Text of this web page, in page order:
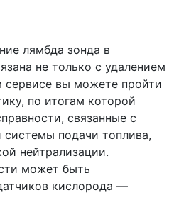
лямбда зонда в
не только с удалением
сервисе вы можете пройти
по итогам которой
связанные с
системы подачи топлива,
нейтрализации.
может быть
кислорода —